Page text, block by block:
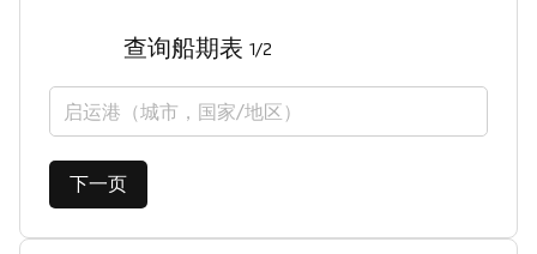
查询船期表 1/2
启运港（城市，国家/地区）
下一页